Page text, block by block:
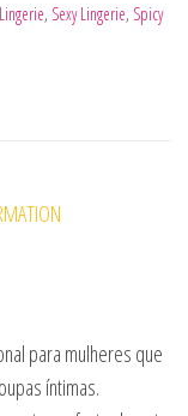
, Sexy Lingerie, Spicy
para mulheres que
íntimas.